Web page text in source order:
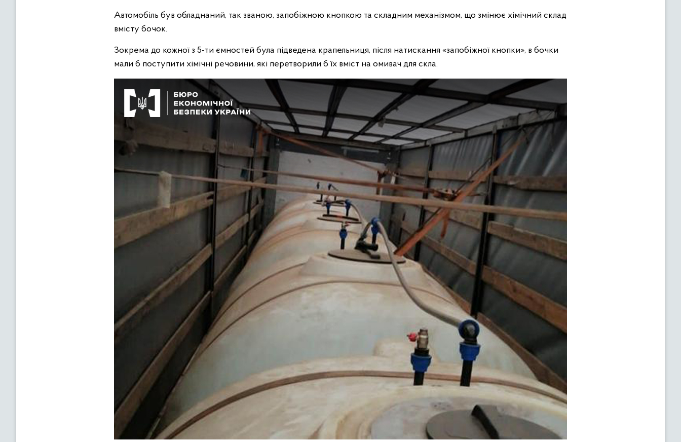
Автомобіль був обладнаний, так званою, запобіжною кнопкою та складним механізмом, що змінює хімічний склад
вмісту бочок.
Зокрема до кожної з 5-ти ємностей була підведена крапельниця, після натискання «запобіжної кнопки», в бочки
мали б поступити хімічні речовини, які перетворили б їх вміст на омивач для скла.